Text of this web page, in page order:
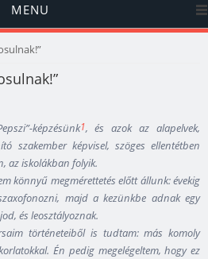
MENU
képzésünk1, és azok az alapelvek,
szakember képvisel, szöges ellentétben
az iskolákban folyik.
könnyű megmérettetés előtt állunk: évekig
majd a kezünkbe adnak egy
és leosztályoznak.
történeteiből is tudtam: más komoly
Én pedig megelégeltem, hogy ez